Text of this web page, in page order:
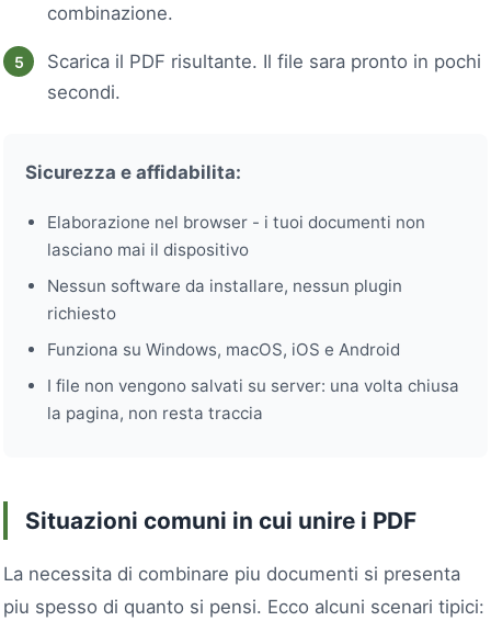
combinazione.
Scarica il PDF risultante. Il file sara pronto in pochi
secondi.
Sicurezza e affidabilita:
Elaborazione nel browser - i tuoi documenti non
lasciano mai il dispositivo
Nessun software da installare, nessun plugin
richiesto
Funziona su Windows, macOS, iOS e Android
I file non vengono salvati su server: una volta chiusa
la pagina, non resta traccia
Situazioni comuni in cui unire i PDF
La necessita di combinare piu documenti si presenta
piu spesso di quanto si pensi. Ecco alcuni scenari tipici: